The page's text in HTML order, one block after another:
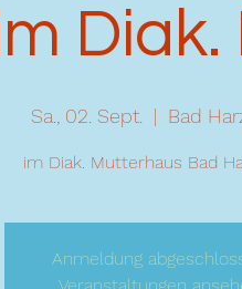
Sa., 02. Sept.
  |
Bad
im Diak. Mutterhaus Bad
Anmeldung